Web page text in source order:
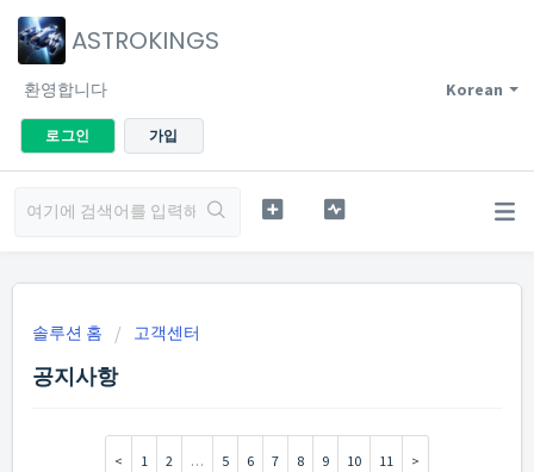
ASTROKINGS
Korean
환영합니다
로그인 가입
솔루션 홈 고객센터
공지사항
1 2 … 5 6 7 8 9 10 11